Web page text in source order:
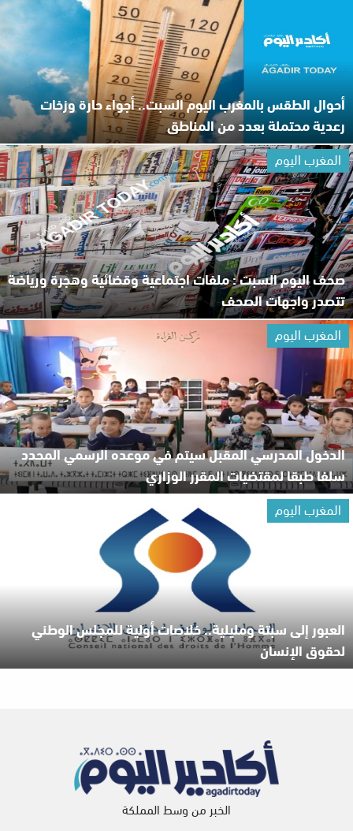
أحوال الطقس بالمغرب اليوم السبت.. أجواء حارة وزخات
رعدية محتملة بعدد من المناطق
المغرب اليوم
صحف اليوم السبت : ملفات اجتماعية وقضائية وهجرة ورياضة
تتصدر واجهات الصحف
المغرب اليوم
الدخول المدرسي المقبل سیتم في موعده الرسمي المحدد
سلفا طبقا لمقتضیات المقرر الوزاري
المغرب اليوم
العبور إلى سبتة ومليلية.. خلاصات أولية للمجلس الوطني
لحقوق الإنسان
الخبر من وسط المملكة